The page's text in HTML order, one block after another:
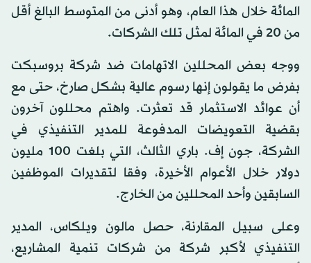
المائة خلال هذا العام، وهو أدنى من المتوسط البالغ أقل
من 20 في المائة لمثل تلك الشركات.
ووجه بعض المحللين الاتهامات ضد شركة بروسبكت
بفرض ما يقولون إنها رسوم عالية بشكل صارخ، حتى مع
أن عوائد الاستثمار قد تعثرت. واهتم محللون آخرون
بقضية التعويضات المدفوعة للمدير التنفيذي في
الشركة، جون إف. باري الثالث، التي بلغت 100 مليون
دولار خلال الأعوام الأخيرة، وفقا لتقديرات الموظفين
السابقين وأحد المحللين من الخارج.
وعلى سبيل المقارنة، حصل مالون ويلكاس، المدير
التنفيذي لأكبر شركة من شركات تنمية المشاريع،